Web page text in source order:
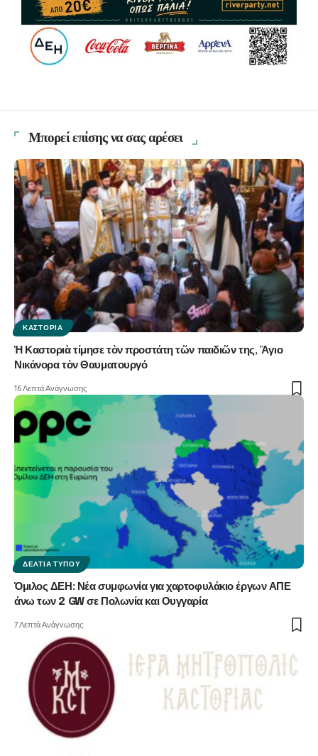
Μπορεί επίσης να σας αρέσει
ΚΑΣΤΟΡΙΆ
Ἡ Καστοριὰ τίμησε τὸν προστάτη τῶν παιδιῶν της, Ἅγιο
Νικάνορα τὸν Θαυματουργό
16 Λεπτά Ανάγνωσης
ΔΕΛΤΊΑ ΤΎΠΟΥ
Όμιλος ΔΕΗ: Νέα συμφωνία για χαρτοφυλάκιο έργων ΑΠΕ
άνω των 2 GW σε Πολωνία και Ουγγαρία
7 Λεπτά Ανάγνωσης